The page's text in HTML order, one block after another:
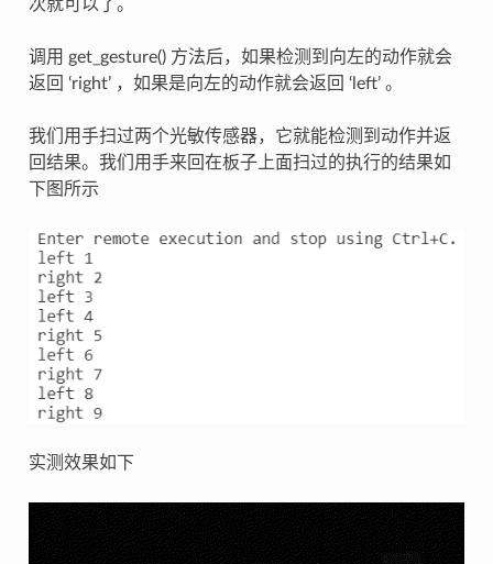
次就可以了。
调用 get_gesture() 方法后，如果检测到向左的动作就会
返回 ‘right’ ，如果是向左的动作就会返回 ‘left’ 。
我们用手扫过两个光敏传感器，它就能检测到动作并返
回结果。我们用手来回在板子上面扫过的执行的结果如
下图所示
实测效果如下